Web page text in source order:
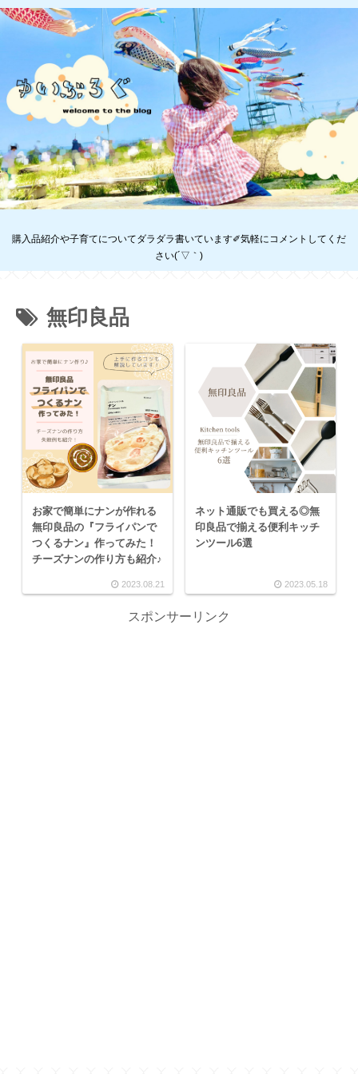
購入品紹介や子育てについてダラダラ書いています✐気軽にコメントしてくだ
さい(´▽｀)
無印良品
お家で簡単にナンが作れる
無印良品の『フライパンで
つくるナン』作ってみた！
チーズナンの作り方も紹介♪
2023.08.21
ネット通販でも買える◎無
印良品で揃える便利キッチ
ンツール6選
2023.05.18
スポンサーリンク